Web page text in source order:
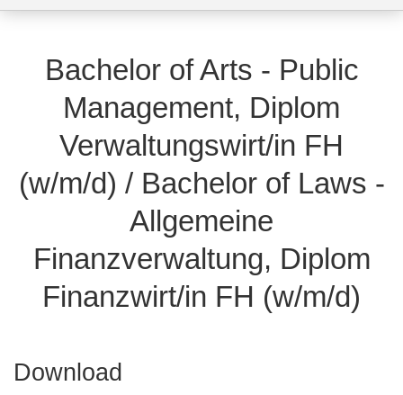
Bachelor of Arts - Public
Management, Diplom
Verwaltungswirt/in FH
(w/m/d) / Bachelor of Laws -
Allgemeine
Finanzverwaltung, Diplom
Finanzwirt/in FH (w/m/d)
Download